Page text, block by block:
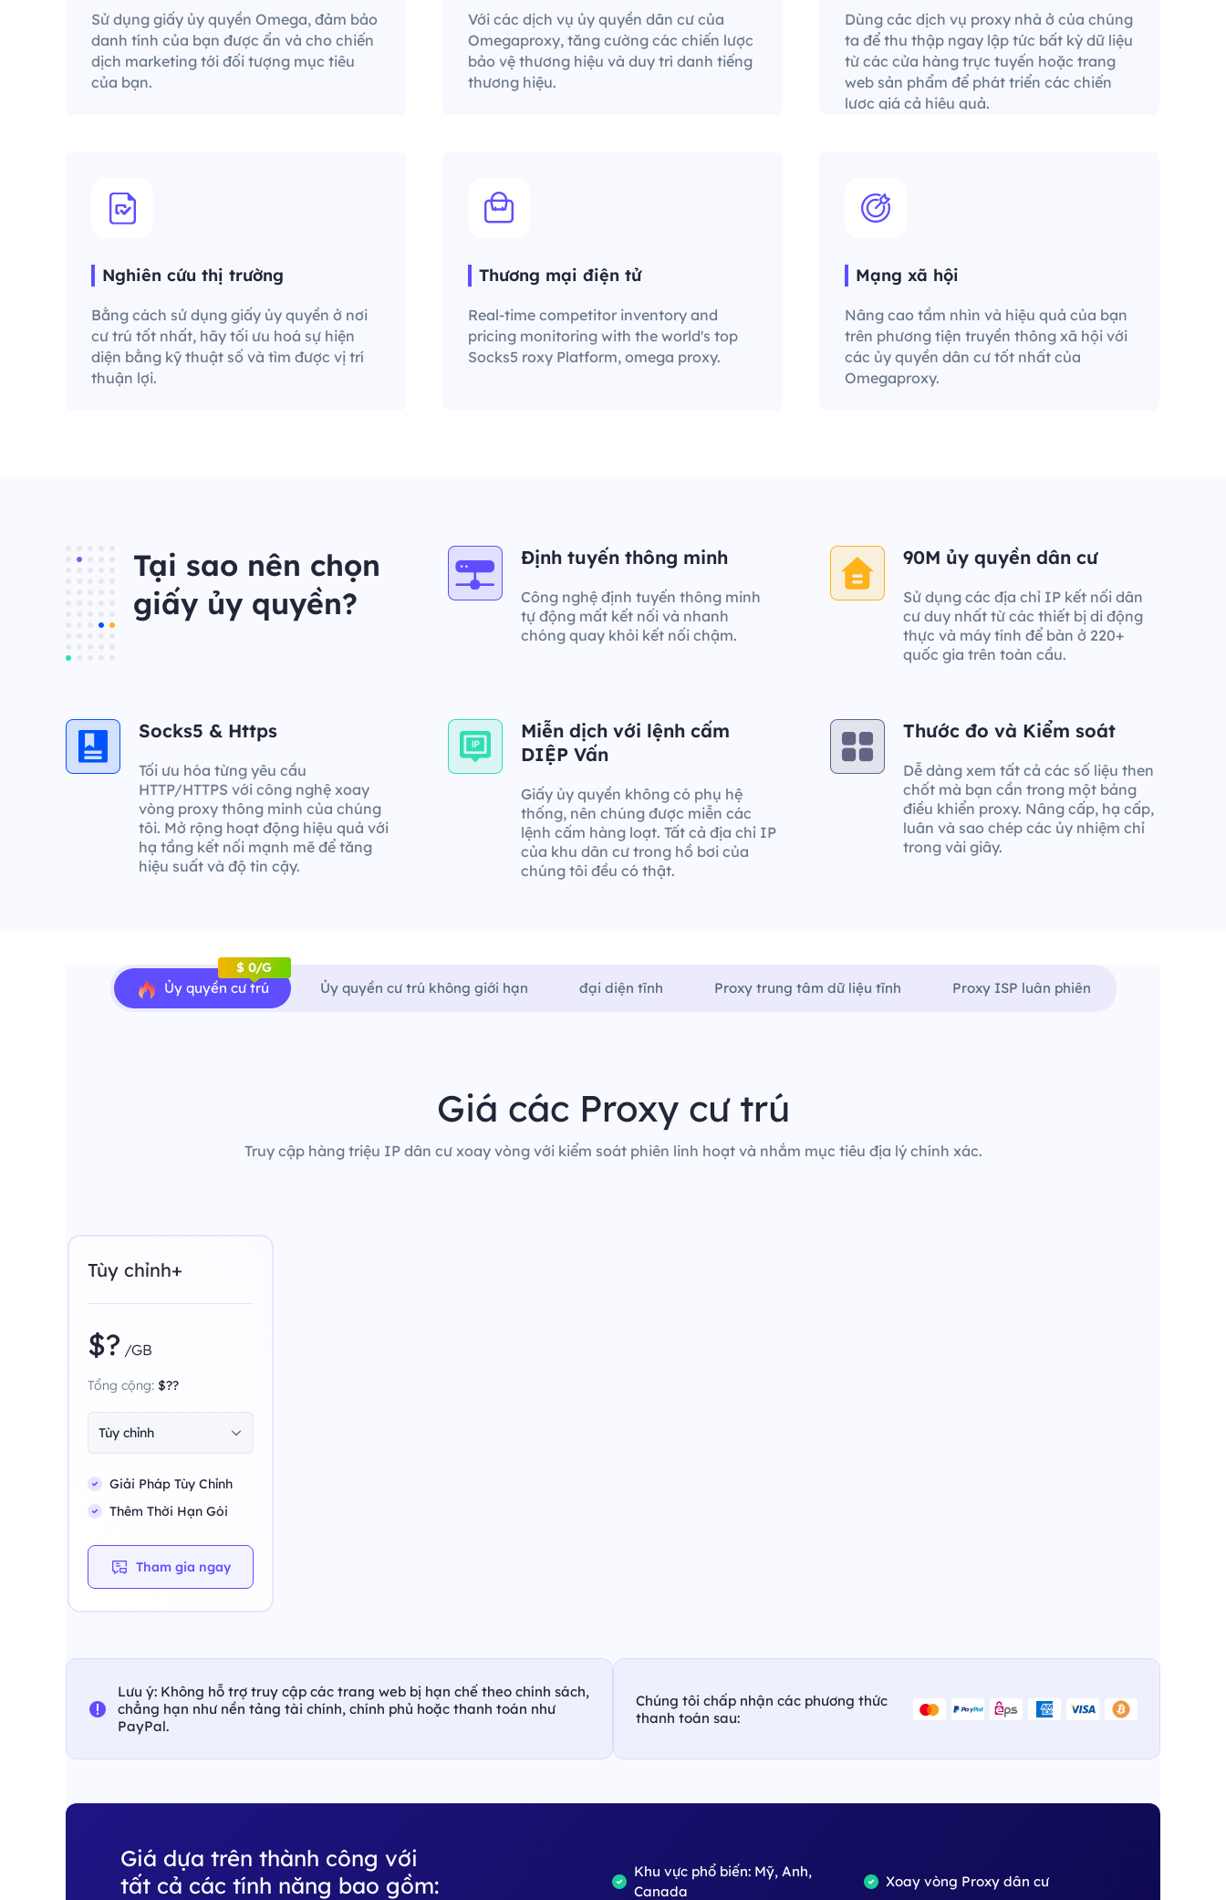
Sử dụng giấy ủy quyền Omega, đảm bảo
danh tính của bạn được ẩn và cho chiến
dịch marketing tới đối tượng mục tiêu
của bạn.
Với các dịch vụ ủy quyền dân cư của
Omegaproxy, tăng cường các chiến lược
bảo vệ thương hiệu và duy trì danh tiếng
thương hiệu.
Dùng các dịch vụ proxy nhà ở của chúng
ta để thu thập ngay lập tức bất kỳ dữ liệu
từ các cửa hàng trực tuyến hoặc trang
web sản phẩm để phát triển các chiến
lược giá cả hiệu quả.
Nghiên cứu thị trường
Bằng cách sử dụng giấy ủy quyền ở nơi
cư trú tốt nhất, hãy tối ưu hoá sự hiện
diện bằng kỹ thuật số và tìm được vị trí
thuận lợi.
Thương mại điện tử
Real-time competitor inventory and
pricing monitoring with the world's top
Socks5 roxy Platform, omega proxy.
Mạng xã hội
Nâng cao tầm nhìn và hiệu quả của bạn
trên phương tiện truyền thông xã hội với
các ủy quyền dân cư tốt nhất của
Omegaproxy.
Tại sao nên chọn
giấy ủy quyền?
Định tuyến thông minh
Công nghệ định tuyến thông minh
tự động mất kết nối và nhanh
chóng quay khỏi kết nối chậm.
90M ủy quyền dân cư
Sử dụng các địa chỉ IP kết nối dân
cư duy nhất từ các thiết bị di động
thực và máy tính để bàn ở 220+
quốc gia trên toàn cầu.
Socks5 & Https
Tối ưu hóa từng yêu cầu
HTTP/HTTPS với công nghệ xoay
vòng proxy thông minh của chúng
tôi. Mở rộng hoạt động hiệu quả với
hạ tầng kết nối mạnh mẽ để tăng
hiệu suất và độ tin cậy.
Miễn dịch với lệnh cấm
DIỆP Vấn
Giấy ủy quyền không có phụ hệ
thống, nên chúng được miễn các
lệnh cấm hàng loạt. Tất cả địa chỉ IP
của khu dân cư trong hồ bơi của
chúng tôi đều có thật.
Thước đo và Kiểm soát
Dễ dàng xem tất cả các số liệu then
chốt mà bạn cần trong một bảng
điều khiển proxy. Nâng cấp, hạ cấp,
luân và sao chép các ủy nhiệm chỉ
trong vài giây.
Ủy quyền cư trú
$ 0/G
Ủy quyền cư trú không giới hạn đại diện tĩnh Proxy trung tâm dữ liệu tĩnh Proxy ISP luân phiên
Giá các Proxy cư trú
Truy cập hàng triệu IP dân cư xoay vòng với kiểm soát phiên linh hoạt và nhắm mục tiêu địa lý chính xác.
Tùy chỉnh+
$? /GB
Tổng cộng: $??
Tùy chỉnh
Giải Pháp Tùy Chỉnh
Thêm Thời Hạn Gói
Tham gia ngay
Lưu ý: Không hỗ trợ truy cập các trang web bị hạn chế theo chính sách,
chẳng hạn như nền tảng tài chính, chính phủ hoặc thanh toán như
PayPal.
Chúng tôi chấp nhận các phương thức
thanh toán sau:
Giá dựa trên thành công với
tất cả các tính năng bao gồm:
Khu vực phổ biến: Mỹ, Anh,
Canada
Xoay vòng Proxy dân cư